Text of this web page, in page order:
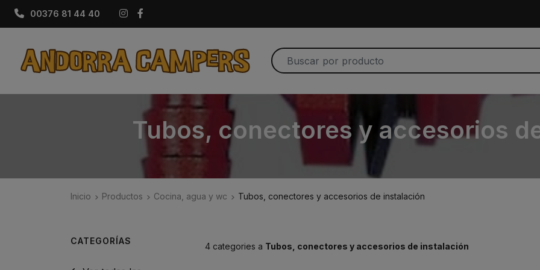
00376 81 44 40 Instagram
Tubos, conectores y accesorios
Inicio Productos Cocina, agua y wc Tubos, conectores y accesorios de instalación
4 categories a Tubos, conectores y accesorios de instalación
CATEGORÍAS